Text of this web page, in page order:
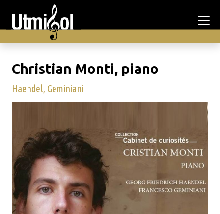
Christian Monti, piano
Haendel, Geminiani